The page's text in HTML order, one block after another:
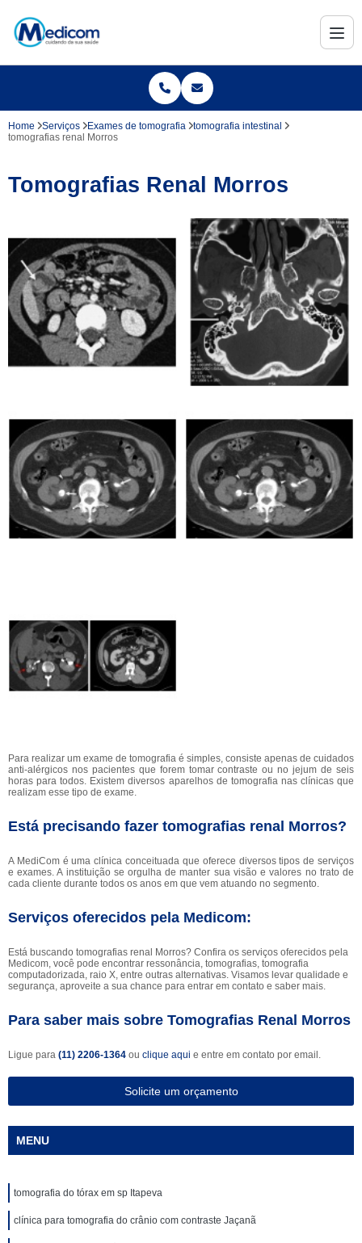
Home Serviços Exames de tomografia
tomografia intestinal
tomografias renal Morros
Tomografias Renal Morros
Para realizar um exame de tomografia é simples, consiste apenas de cuidados
anti-alérgicos nos pacientes que forem tomar contraste ou no jejum de seis
horas para todos. Existem diversos aparelhos de tomografia nas clínicas que
realizam esse tipo de exame.
Está precisando fazer tomografias renal Morros?
A MediCom é uma clínica conceituada que oferece diversos tipos de serviços
e exames. A instituição se orgulha de manter sua visão e valores no trato de
cada cliente durante todos os anos em que vem atuando no segmento.
Serviços oferecidos pela Medicom:
Está buscando tomografias renal Morros? Confira os serviços oferecidos pela
Medicom, você pode encontrar ressonância, tomografias, tomografia
computadorizada, raio X, entre outras alternativas. Visamos levar qualidade e
segurança, aproveite a sua chance para entrar em contato e saber mais.
Para saber mais sobre Tomografias Renal Morros
Ligue para (11) 2206-1364 ou clique aqui e entre em contato por email.
Solicite um orçamento
MENU
tomografia do tórax em sp Itapeva
clínica para tomografia do crânio com contraste Jaçanã